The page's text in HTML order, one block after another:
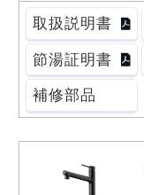
取扱説明書
節湯証明書
補修部品